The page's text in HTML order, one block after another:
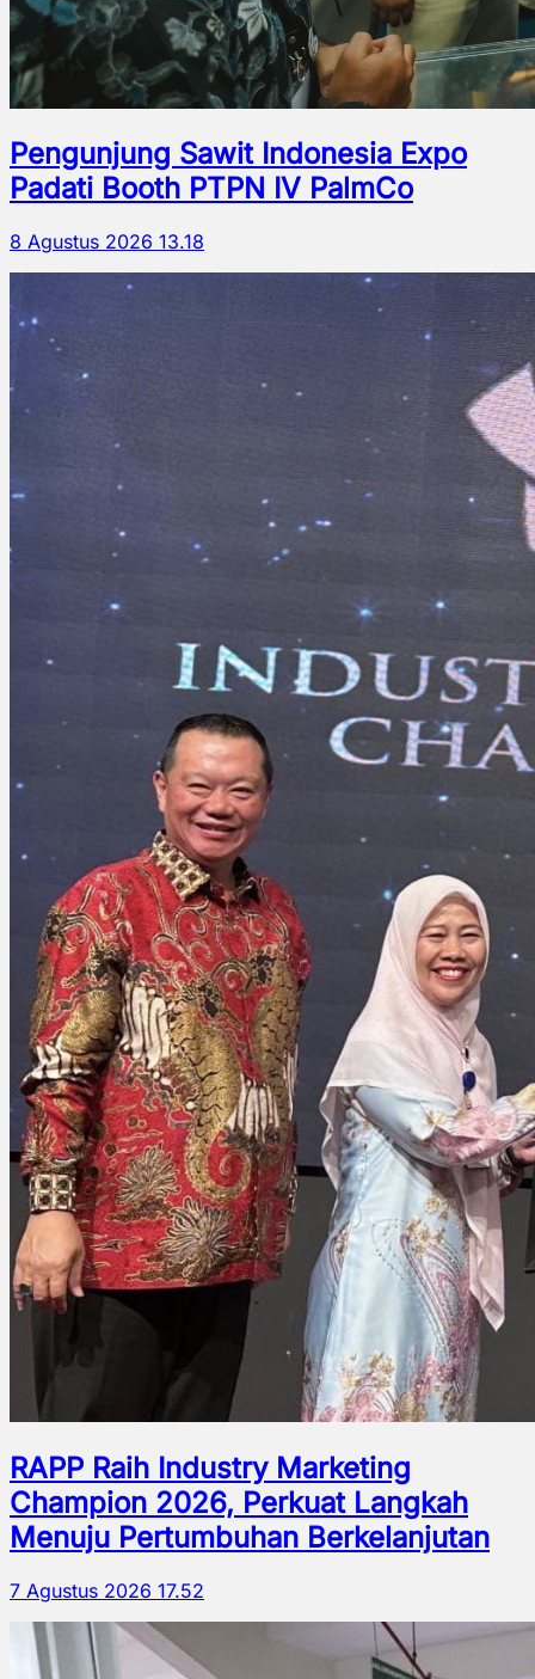
Pengunjung Sawit Indonesia Expo
Padati Booth PTPN IV PalmCo
8 Agustus 2026 13.18
RAPP Raih Industry Marketing
Champion 2026, Perkuat Langkah
Menuju Pertumbuhan Berkelanjutan
7 Agustus 2026 17.52